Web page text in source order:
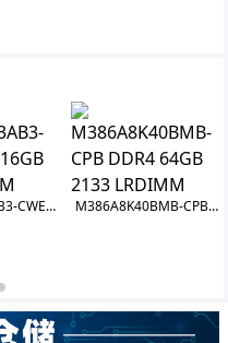
M378A2G43AB3-CWE DDR4 16GB 3200 UDIMM M386A8K40BMB-CPB DDR4 64GB 2133 LRDIMM